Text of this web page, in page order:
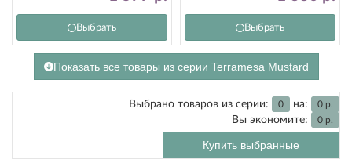
Выбрать Выбрать
Показать все товары из серии Terramesa Mustard
Выбрано товаров из серии: 0 на: 0 р.
Вы экономите: 0 р.
Купить выбранные